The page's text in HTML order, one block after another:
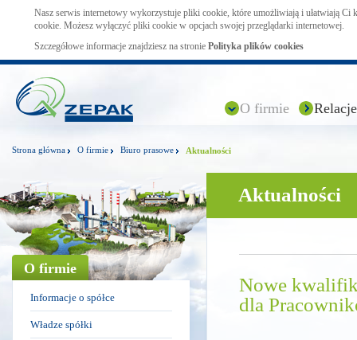
Nasz serwis internetowy wykorzystuje pliki cookie, które umożliwiają i ułatwiają Ci
cookie. Możesz wyłączyć pliki cookie w opcjach swojej przeglądarki internetowej.
Szczegółowe informacje znajdziesz na stronie Polityka plików cookies
O firmie
Strona główna O firmie Biuro prasowe Aktualności
O firmie
Informacje o spółce
Władze spółki
Aktualności
Nowe
dla